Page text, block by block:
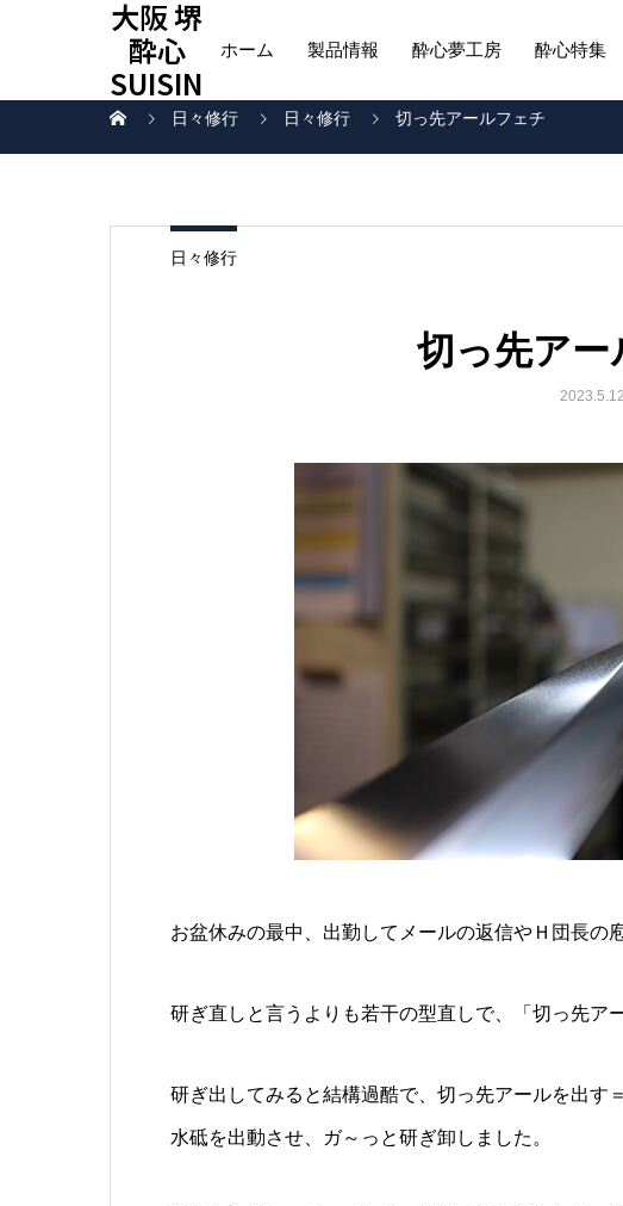
大阪 堺
酔心
SUISIN
ホーム 製品情報 酔心夢工房 酔心特集
日々修行 日々修行 切っ先アールフェチ
日々修行
切っ先アー
2023.5.12
お盆休みの最中、出勤してメールの返信やＨ団長の
研ぎ直しと言うよりも若干の型直しで、「切っ先ア
研ぎ出してみると結構過酷で、切っ先アールを出す
水砥を出動させ、ガ～っと研ぎ卸しました。